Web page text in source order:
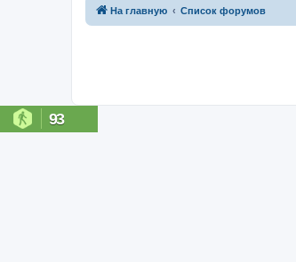
На главную Список форумов
93